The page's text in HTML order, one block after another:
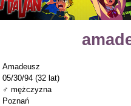
Amadeusz
05/30/94 (32 lat)
♂ mężczyzna
Poznań